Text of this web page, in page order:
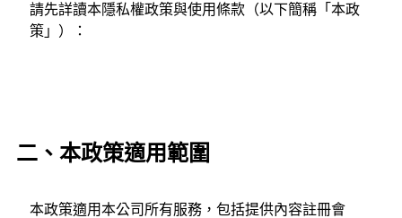
請先詳讀本隱私權政策與使用條款（以下簡稱「本政
策」）：
二、本政策適用範圍
本政策適用本公司所有服務，包括提供內容註冊會